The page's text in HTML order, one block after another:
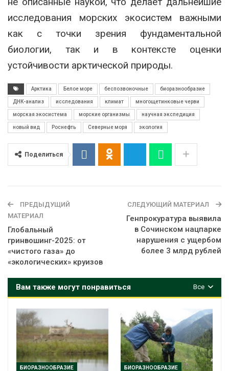
исследования морских экосистем важными
как с точки зрения фундаментальной
биологии, так и в контексте оценки
устойчивости арктической природы.
Арктика Белое море беспозвоночные биоразнообразие
ДНК-анализ исследования климат многощетинковые черви
морская экосистема морские организмы научная экспедиция
новый вид Роснефть Северные моря экология
Поделиться
ПРЕДЫДУЩИЙ
МАТЕРИАЛ
Глобальный
гринвошинг-2025: от
«чистого газа» до
«экологических» круизов
СЛЕДУЮЩИЙ МАТЕРИАЛ
Генпрокуратура выявила
в Сочинском нацпарке
нарушения с ущербом
более 3 млрд рублей
Все
Вам также могут понравиться
БИОРАЗНООБРАЗИЕ БИОРАЗНООБРАЗИЕ